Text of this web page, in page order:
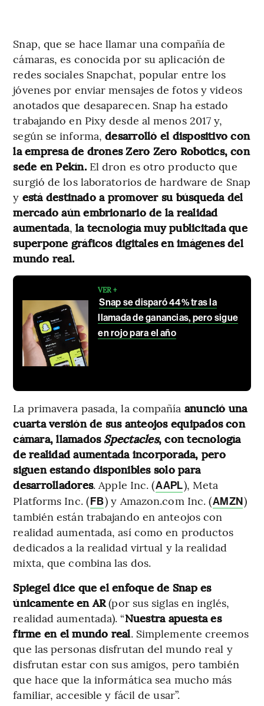
Snap, que se hace llamar una compañía de
cámaras, es conocida por su aplicación de
redes sociales Snapchat, popular entre los
jóvenes por enviar mensajes de fotos y videos
anotados que desaparecen. Snap ha estado
trabajando en Pixy desde al menos 2017 y,
según se informa,desarrolló el dispositivo con
la empresa de drones Zero Zero Robotics, con
sede en Pekín.El dron es otro producto que
surgió de los laboratorios de hardware de Snap
y está destinado a promover su búsqueda del
mercado aún embrionario de la realidad
aumentada, la tecnología muy publicitada que
superpone gráficos digitales en imágenes del
mundo real.
VER +
Snap se disparó 44% tras la
llamada de ganancias, pero sigue
en rojo para el año
La primavera pasada, la compañía anunció una
cuarta versión de sus anteojos equipados con
cámara, llamados Spectacles, con tecnología
de realidad aumentada incorporada, pero
siguen estando disponibles solo para
desarrolladores. Apple Inc. (AAPL), Meta
Platforms Inc. (FB) y Amazon.com Inc. (AMZN)
también están trabajando en anteojos con
realidad aumentada, así como en productos
dedicados a la realidad virtual y la realidad
mixta, que combina las dos.
Spiegel dice que el enfoque de Snap es
únicamente en AR(por sus siglas en inglés,
realidad aumentada). “Nuestra apuesta es
firme en el mundo real. Simplemente creemos
que las personas disfrutan del mundo real y
disfrutan estar con sus amigos, pero también
que hace que la informática sea mucho más
familiar, accesible y fácil de usar”.